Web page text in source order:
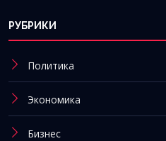
РУБРИКИ
Политика
Экономика
Бизнес